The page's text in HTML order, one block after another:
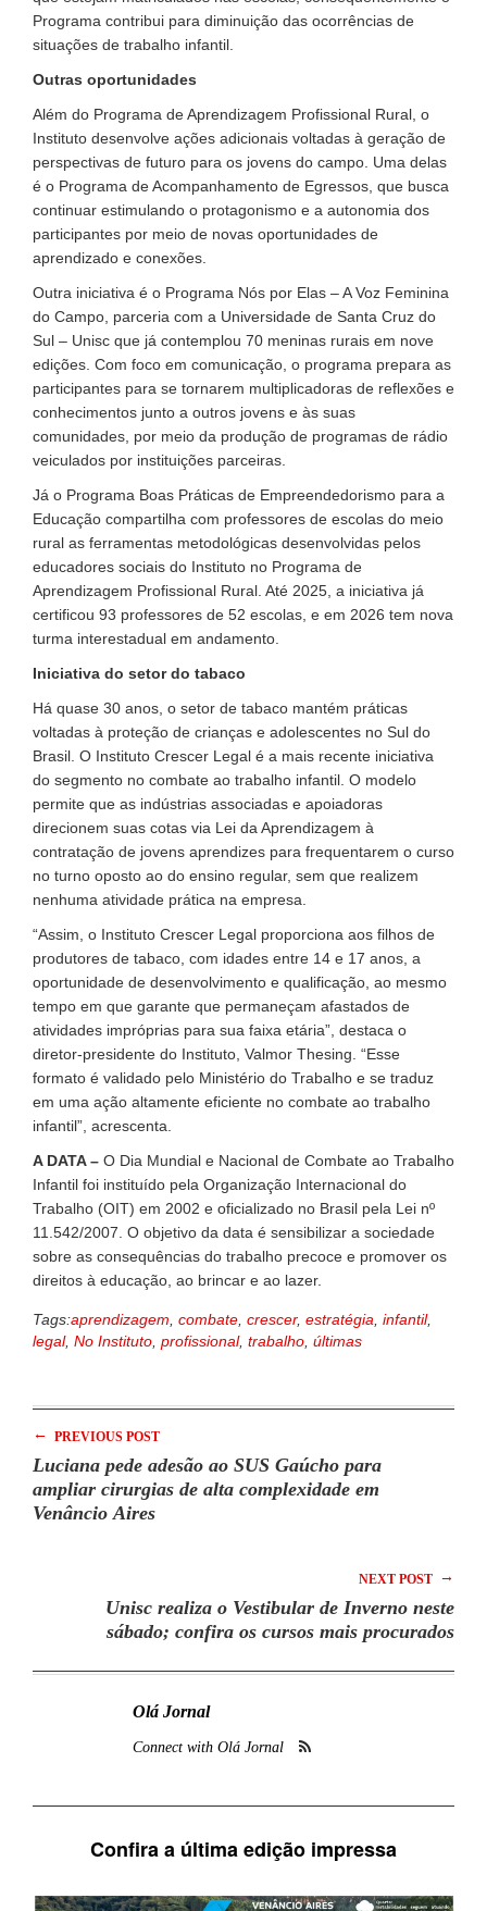
Programa contribui para diminuição das ocorrências de
situações de trabalho infantil.
Outras oportunidades
Além do Programa de Aprendizagem Profissional Rural, o
Instituto desenvolve ações adicionais voltadas à geração de
perspectivas de futuro para os jovens do campo. Uma delas
é o Programa de Acompanhamento de Egressos, que busca
continuar estimulando o protagonismo e a autonomia dos
participantes por meio de novas oportunidades de
aprendizado e conexões.
Outra iniciativa é o Programa Nós por Elas – A Voz Feminina
do Campo, parceria com a Universidade de Santa Cruz do
Sul – Unisc que já contemplou 70 meninas rurais em nove
edições. Com foco em comunicação, o programa prepara as
participantes para se tornarem multiplicadoras de reflexões e
conhecimentos junto a outros jovens e às suas
comunidades, por meio da produção de programas de rádio
veiculados por instituições parceiras.
Já o Programa Boas Práticas de Empreendedorismo para a
Educação compartilha com professores de escolas do meio
rural as ferramentas metodológicas desenvolvidas pelos
educadores sociais do Instituto no Programa de
Aprendizagem Profissional Rural. Até 2025, a iniciativa já
certificou 93 professores de 52 escolas, e em 2026 tem nova
turma interestadual em andamento.
Iniciativa do setor do tabaco
Há quase 30 anos, o setor de tabaco mantém práticas
voltadas à proteção de crianças e adolescentes no Sul do
Brasil. O Instituto Crescer Legal é a mais recente iniciativa
do segmento no combate ao trabalho infantil. O modelo
permite que as indústrias associadas e apoiadoras
direcionem suas cotas via Lei da Aprendizagem à
contratação de jovens aprendizes para frequentarem o curso
no turno oposto ao do ensino regular, sem que realizem
nenhuma atividade prática na empresa.
“Assim, o Instituto Crescer Legal proporciona aos filhos de
produtores de tabaco, com idades entre 14 e 17 anos, a
oportunidade de desenvolvimento e qualificação, ao mesmo
tempo em que garante que permaneçam afastados de
atividades impróprias para sua faixa etária”, destaca o
diretor-presidente do Instituto, Valmor Thesing. “Esse
formato é validado pelo Ministério do Trabalho e se traduz
em uma ação altamente eficiente no combate ao trabalho
infantil”, acrescenta.
A DATA – O Dia Mundial e Nacional de Combate ao Trabalho
Infantil foi instituído pela Organização Internacional do
Trabalho (OIT) em 2002 e oficializado no Brasil pela Lei nº
11.542/2007. O objetivo da data é sensibilizar a sociedade
sobre as consequências do trabalho precoce e promover os
direitos à educação, ao brincar e ao lazer.
Tags:aprendizagem, combate, crescer, estratégia, infantil,
legal, No Instituto, profissional, trabalho, últimas
← PREVIOUS POST
Luciana pede adesão ao SUS Gaúcho para
ampliar cirurgias de alta complexidade em
Venâncio Aires
NEXT POST →
Unisc realiza o Vestibular de Inverno neste
sábado; confira os cursos mais procurados
Olá Jornal
Connect with Olá Jornal
Confira a última edição impressa